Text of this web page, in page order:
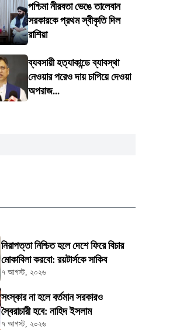
পশ্চিমা নীরবতা ভেঙে তালেবান
সরকারকে প্রথম স্বীকৃতি দিল
রাশিয়া
ব্যবসায়ী হত্যাকান্ডে ব্যাবস্থা
নেওয়ার পরেও দায় চাপিয়ে দেওয়া
অপরাজ...
নিরাপত্তা নিশ্চিত হলে দেশে ফিরে বিচার
মোকাবিলা করবো: রয়টার্সকে সাকিব
৭ আগস্ট, ২০২৬
সংস্কার না হলে বর্তমান সরকারও
স্বৈরাচারী হবে: নাহিদ ইসলাম
৭ আগস্ট, ২০২৬